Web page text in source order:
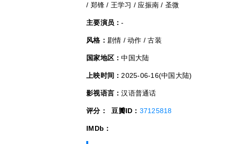
/ 郑锋 / 王学习 / 应振南 / 圣微
主要演员：-
风格： 剧情 / 动作 / 古装
国家地区：中国大陆
上映时间： 2025-06-16(中国大陆)
影视语言：汉语普通话
评分： 豆瓣ID： 37125818
IMDb：